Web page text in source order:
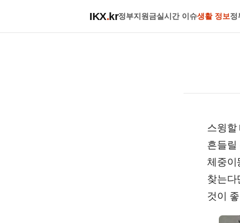
IKX.kr정부지원금실시간 이슈생활 정보정
스윙할
흔들릴
체중이
찾는다
것이